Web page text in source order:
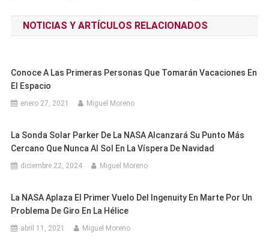
de
entradas
NOTICIAS Y ARTÍCULOS RELACIONADOS
Conoce A Las Primeras Personas Que Tomarán Vacaciones En
El Espacio
enero 27, 2021 Miguel Moreno
La Sonda Solar Parker De La NASA Alcanzará Su Punto Más
Cercano Que Nunca Al Sol En La Víspera De Navidad
diciembre 22, 2024 Miguel Moreno
La NASA Aplaza El Primer Vuelo Del Ingenuity En Marte Por Un
Problema De Giro En La Hélice
abril 11, 2021 Miguel Moreno